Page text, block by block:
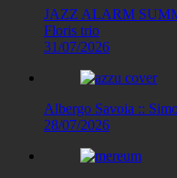
JAZZ ALARM
Floris trio
31/07/2026
Albergo Savoia ::
28/07/2026